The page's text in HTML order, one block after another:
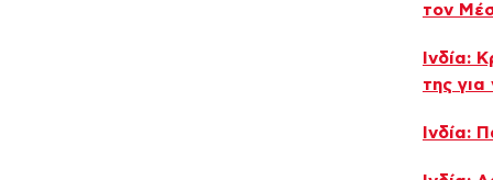
τον
Ινδία:
της για
Ινδία: